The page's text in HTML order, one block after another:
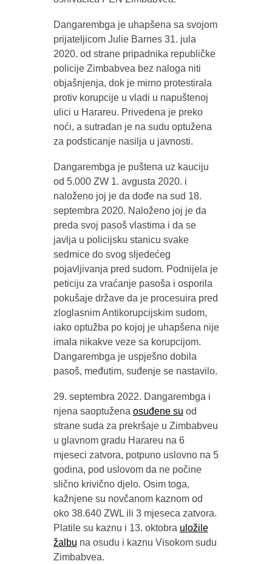
Dangarembga je uhapšena sa svojom
prijateljicom Julie Barnes 31. jula
2020. od strane pripadnika republičke
policije Zimbabvea bez naloga niti
objašnjenja, dok je mirno protestirala
protiv korupcije u vladi u napuštenoj
ulici u Harareu. Privedena je preko
noći, a sutradan je na sudu optužena
za podsticanje nasilja u javnosti.
Dangarembga je puštena uz kauciju
od 5.000 ZW 1. avgusta 2020. i
naloženo joj je da dođe na sud 18.
septembra 2020. Naloženo joj je da
preda svoj pasoš vlastima i da se
javlja u policijsku stanicu svake
sedmice do svog sljedećeg
pojavljivanja pred sudom. Podnijela je
peticiju za vraćanje pasoša i osporila
pokušaje države da je procesuira pred
zloglasnim Antikorupcijskim sudom,
iako optužba po kojoj je uhapšena nije
imala nikakve veze sa korupcijom.
Dangarembga je uspješno dobila
pasoš, međutim, suđenje se nastavilo.
29. septembra 2022. Dangarembga i
njena saoptužena osuđene su od
strane suda za prekršaje u Zimbabveu
u glavnom gradu Harareu na 6
mjeseci zatvora, potpuno uslovno na 5
godina, pod uslovom da ne počine
slično krivično djelo. Osim toga,
kažnjene su novčanom kaznom od
oko 38.640 ZWL ili 3 mjeseca zatvora.
Platile su kaznu i 13. oktobra uložile
žalbu na osudu i kaznu Visokom sudu
Zimbabvea.